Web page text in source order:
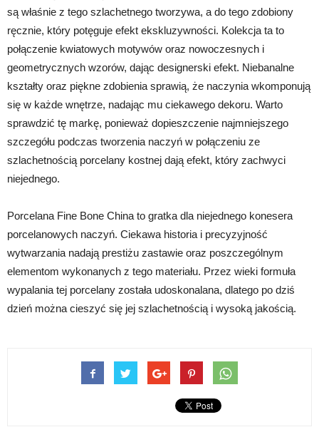
są właśnie z tego szlachetnego tworzywa, a do tego zdobiony
ręcznie, który potęguje efekt ekskluzywności. Kolekcja ta to
połączenie kwiatowych motywów oraz nowoczesnych i
geometrycznych wzorów, dając designerski efekt. Niebanalne
kształty oraz piękne zdobienia sprawią, że naczynia wkomponują
się w każde wnętrze, nadając mu ciekawego dekoru. Warto
sprawdzić tę markę, ponieważ dopieszczenie najmniejszego
szczegółu podczas tworzenia naczyń w połączeniu ze
szlachetnością porcelany kostnej dają efekt, który zachwyci
niejednego.
Porcelana Fine Bone China to gratka dla niejednego konesera
porcelanowych naczyń. Ciekawa historia i precyzyjność
wytwarzania nadają prestiżu zastawie oraz poszczególnym
elementom wykonanych z tego materiału. Przez wieki formuła
wypalania tej porcelany została udoskonalana, dlatego po dziś
dzień można cieszyć się jej szlachetnością i wysoką jakością.